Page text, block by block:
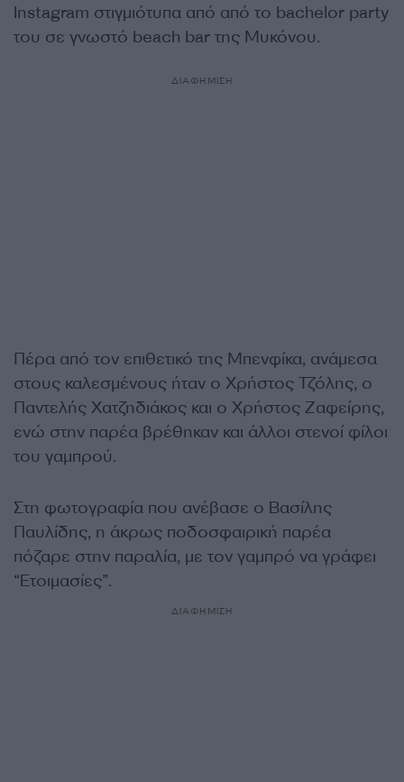
Instagram στιγμιότυπα από από το bachelor party
του σε γνωστό beach bar της Μυκόνου.
ΔΙΑΦΗΜΙΣΗ
Πέρα από τον επιθετικό της Μπενφίκα, ανάμεσα
στους καλεσμένους ήταν ο Χρήστος Τζόλης, ο
Παντελής Χατζηδιάκος και ο Χρήστος Ζαφείρης,
ενώ στην παρέα βρέθηκαν και άλλοι στενοί φίλοι
του γαμπρού.
Στη φωτογραφία που ανέβασε ο Βασίλης
Παυλίδης, η άκρως ποδοσφαιρική παρέα
πόζαρε στην παραλία, με τον γαμπρό να γράφει
“Ετοιμασίες”.
ΔΙΑΦΗΜΙΣΗ